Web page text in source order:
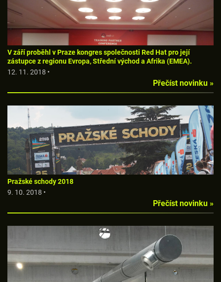
V září proběhl v Praze kongres společnosti Red Hat pro její
zástupce z regionu Evropa, Střední východ a Afrika (EMEA).
12. 11. 2018 •
Přečíst novinku »
Pražské schody 2018
9. 10. 2018 •
Přečíst novinku »